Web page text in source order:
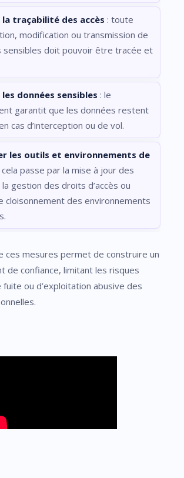
la traçabilité des accès : toute
modification ou transmission de
sensibles doit pouvoir être tracée et
données sensibles : le
garantit que les données restent
cas d’interception ou de vol.
les outils et environnements de
cela passe par la mise à jour des
gestion des droits d’accès ou
cloisonnement des environnements
ces mesures permet de construire un
de confiance, limitant les risques
fuite ou d’exploitation abusive des